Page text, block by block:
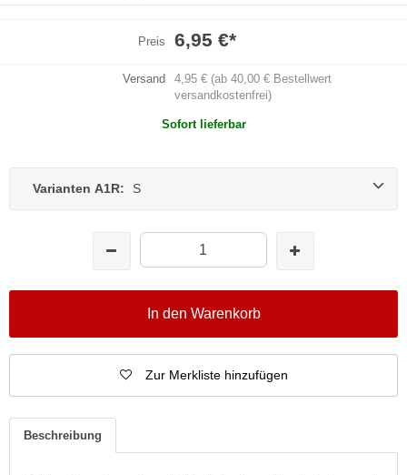
Preis 6,95 €*
Versand
4,95 € (ab 40,00 € Bestellwert
versandkostenfrei)
Sofort lieferbar
Varianten A1R: S
In den Warenkorb
Zur Merkliste hinzufügen
Beschreibung